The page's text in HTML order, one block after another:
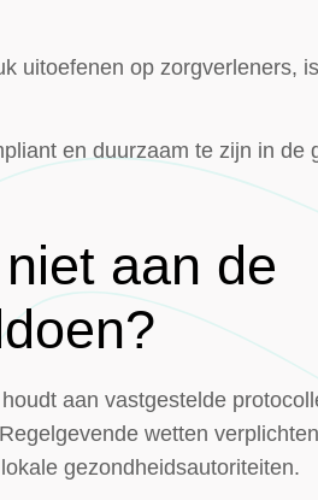
uitoefenen op zorgverleners,
en duurzaam te zijn in de
aan de
aan vastgestelde
wetten
gezondheidsautoriteiten.